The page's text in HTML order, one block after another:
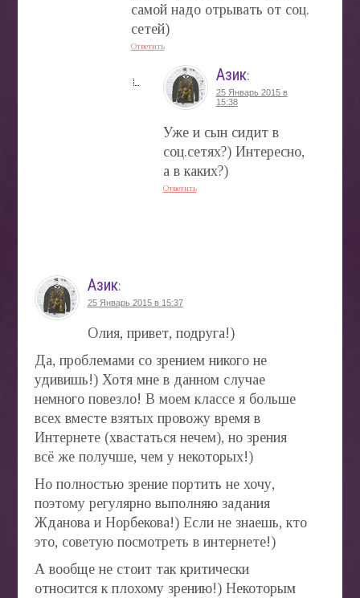
самой надо отрывать от соц.
сетей)
Ответить
Азик:
25 Январь 2015 в
15:38
Уже и сын сидит в
соц.сетях?) Интересно,
а в каких?)
Ответить
Азик:
25 Январь 2015 в 15:37
Олия, привет, подруга!)
Да, проблемами со зрением никого не
удивишь!) Хотя мне в данном случае
немного повезло! В моем классе я больше
всех вместе взятых провожу время в
Интернете (хвастаться нечем), но зрения
всё же получше, чем у некоторых!)
Но полностью зрение портить не хочу,
поэтому регулярно выполняю задания
Жданова и Норбекова!) Если не знаешь, кто
это, советую посмотреть в интернете!)
А вообще не стоит так критически
относится к плохому зрению!) Некоторым